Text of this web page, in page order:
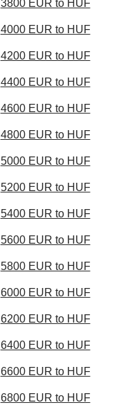
3800 EUR to HUF
4000 EUR to HUF
4200 EUR to HUF
4400 EUR to HUF
4600 EUR to HUF
4800 EUR to HUF
5000 EUR to HUF
5200 EUR to HUF
5400 EUR to HUF
5600 EUR to HUF
5800 EUR to HUF
6000 EUR to HUF
6200 EUR to HUF
6400 EUR to HUF
6600 EUR to HUF
6800 EUR to HUF